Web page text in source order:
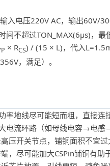
入电压220V AC，输出60V/
间不超过TON_MAX(6μs)，
× RCS) / (15 × L)，代入
，满足）。
率地线尽可能短而粗，直接
电流环路（如母线电容→电
压开关节点，铺铜面积不宜
，尽可能加大CSPin铺铜有